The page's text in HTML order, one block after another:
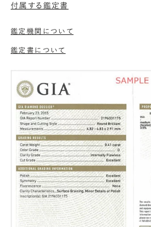
付属する鑑定書
鑑定機関について
鑑定書について